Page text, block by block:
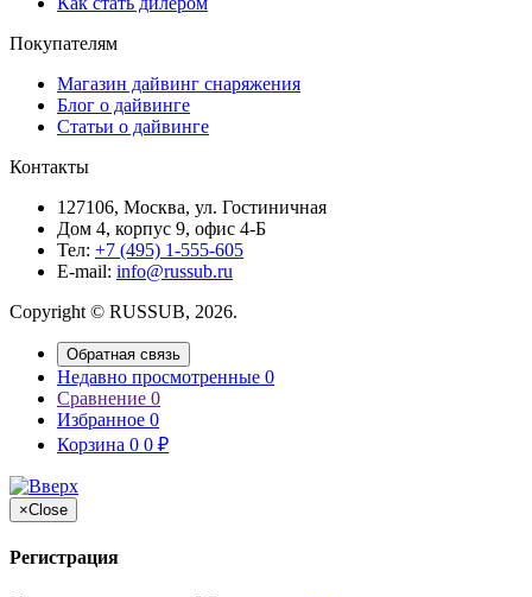
Покупателям
Магазин дайвинг снаряжения
Блог о дайвинге
Статьи о дайвинге
Контакты
127106, Москва, ул. Гостиничная
Дом 4, корпус 9, офис 4-Б
Тел: +7 (495) 1-555-605
Е-mail: info@russub.ru
Copyright © RUSSUB, 2026.
Обратная связь
Недавно просмотренные 0
Сравнение 0
Избранное 0
Корзина 0 0 ₽
×Close
Регистрация